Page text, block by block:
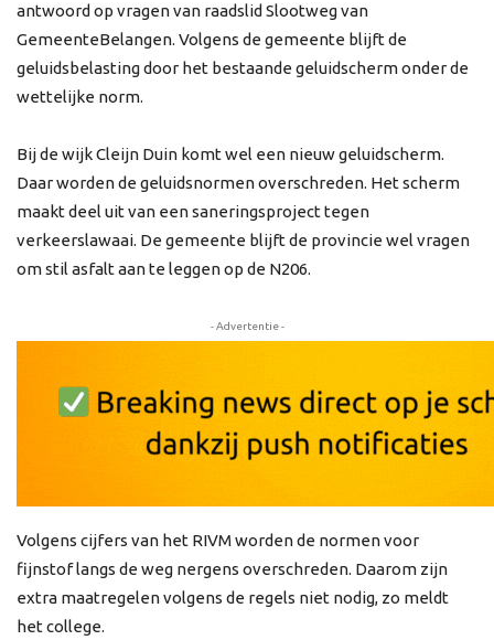
antwoord op vragen van raadslid Slootweg van
GemeenteBelangen. Volgens de gemeente blijft de
geluidsbelasting door het bestaande geluidscherm onder de
wettelijke norm.
Bij de wijk Cleijn Duin komt wel een nieuw geluidscherm.
Daar worden de geluidsnormen overschreden. Het scherm
maakt deel uit van een saneringsproject tegen
verkeerslawaai. De gemeente blijft de provincie wel vragen
om stil asfalt aan te leggen op de N206.
- Advertentie -
Volgens cijfers van het RIVM worden de normen voor
fijnstof langs de weg nergens overschreden. Daarom zijn
extra maatregelen volgens de regels niet nodig, zo meldt
het college.